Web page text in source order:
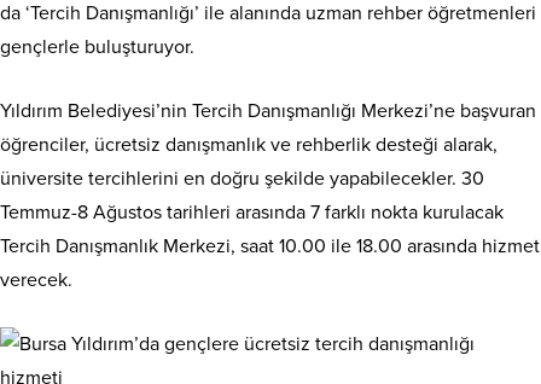
da ‘Tercih Danışmanlığı’ ile alanında uzman rehber öğretmenleri
gençlerle buluşturuyor.
Yıldırım Belediyesi’nin Tercih Danışmanlığı Merkezi’ne başvuran
öğrenciler, ücretsiz danışmanlık ve rehberlik desteği alarak,
üniversite tercihlerini en doğru şekilde yapabilecekler. 30
Temmuz-8 Ağustos tarihleri arasında 7 farklı nokta kurulacak
Tercih Danışmanlık Merkezi, saat 10.00 ile 18.00 arasında hizmet
verecek.